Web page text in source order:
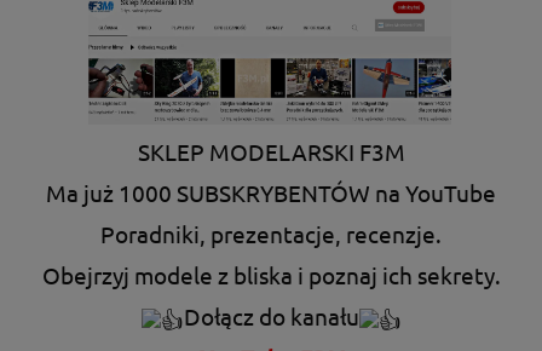
SKLEP MODELARSKI F3M
Ma już 1000 SUBSKRYBENTÓW na YouTube
Poradniki, prezentacje, recenzje.
Obejrzyj modele z bliska i poznaj ich sekrety.
Dołącz do kanału